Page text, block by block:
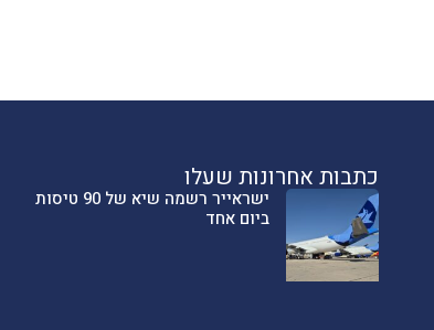
כתבות אחרונות שעלו
ישראייר רשמה שיא של 90 טיסות
ביום אחד